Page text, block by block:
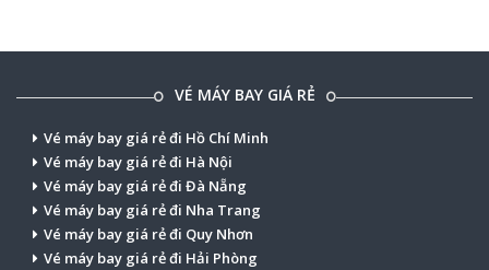
VÉ MÁY BAY GIÁ RẺ
Vé máy bay giá rẻ đi Hồ Chí Minh
Vé máy bay giá rẻ đi Hà Nội
Vé máy bay giá rẻ đi Đà Nẵng
Vé máy bay giá rẻ đi Nha Trang
Vé máy bay giá rẻ đi Quy Nhơn
Vé máy bay giá rẻ đi Hải Phòng